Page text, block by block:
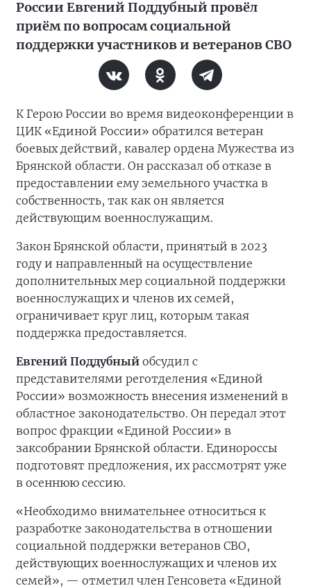
России Евгений Поддубный провёл
приём по вопросам социальной
поддержки участников и ветеранов СВО
К Герою России во время видеоконференции в
ЦИК «Единой России» обратился ветеран
боевых действий, кавалер ордена Мужества из
Брянской области. Он рассказал об отказе в
предоставлении ему земельного участка в
собственность, так как он является
действующим военнослужащим.
Закон Брянской области, принятый в 2023
году и направленный на осуществление
дополнительных мер социальной поддержки
военнослужащих и членов их семей,
ограничивает круг лиц, которым такая
поддержка предоставляется.
Евгений Поддубный обсудил с
представителями реготделения «Единой
России» возможность внесения изменений в
областное законодательство. Он передал этот
вопрос фракции «Единой России» в
заксобрании Брянской области. Единороссы
подготовят предложения, их рассмотрят уже
в осеннюю сессию.
«Необходимо внимательнее относиться к
разработке законодательства в отношении
социальной поддержки ветеранов СВО,
действующих военнослужащих и членов их
семей», — отметил член Генсовета «Единой